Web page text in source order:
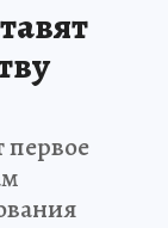
первое